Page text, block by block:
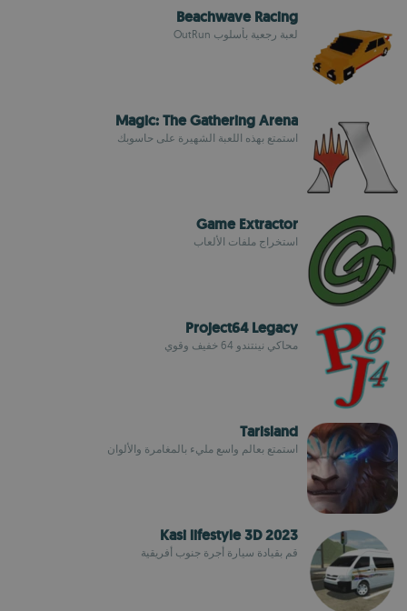
Beachwave Racing
لعبة رجعية بأسلوب OutRun
Magic: The Gathering Arena
استمتع بهذه اللعبة الشهيرة على حاسوبك
Game Extractor
استخراج ملفات الألعاب
Project64 Legacy
محاكي نينتندو 64 خفيف وقوي
Tarisland
استمتع بعالم واسع مليء بالمغامرة والألوان
Kasi lifestyle 3D 2023
قم بقيادة سيارة أجرة جنوب أفريقية